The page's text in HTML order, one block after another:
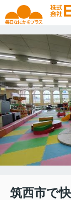
筑西市で